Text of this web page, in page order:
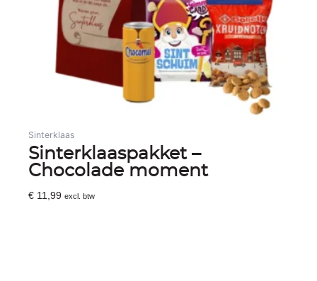
Sinterklaas
Sinterklaaspakket –
Chocolade moment
€ 11,99 excl. btw